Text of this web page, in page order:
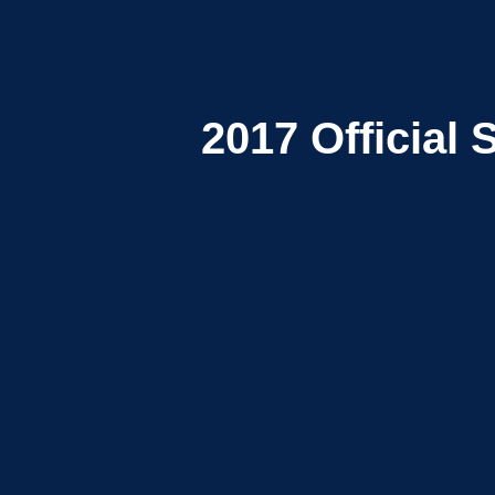
2017 Official